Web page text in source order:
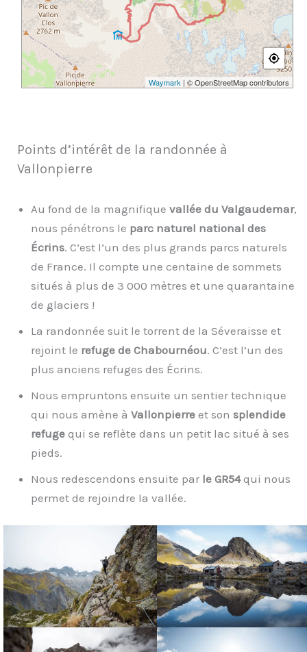
Waymark | © OpenStreetMap contributors
Points d’intérêt de la randonnée à
Vallonpierre
Au fond de la magnifique vallée du Valgaudemar,
nous pénétrons le parc naturel national des
Écrins. C’est l’un des plus grands parcs naturels
de France. Il compte une centaine de sommets
situés à plus de 3 000 mètres et une quarantaine
de glaciers !
La randonnée suit le torrent de la Séveraisse et
rejoint le refuge de Chabournéou. C’est l’un des
plus anciens refuges des Écrins.
Nous empruntons ensuite un sentier technique
qui nous amène à Vallonpierre et son splendide
refuge qui se reflète dans un petit lac situé à ses
pieds.
Nous redescendons ensuite par le GR54qui nous
permet de rejoindre la vallée.